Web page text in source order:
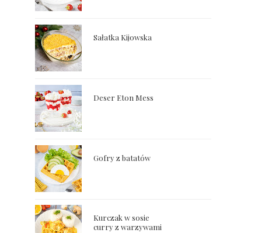
Sałatka Kijowska
Deser Eton Mess
Gofry z batatów
Kurczak w sosie
curry z warzywami